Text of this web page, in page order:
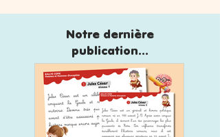
Notre dernière
publication...